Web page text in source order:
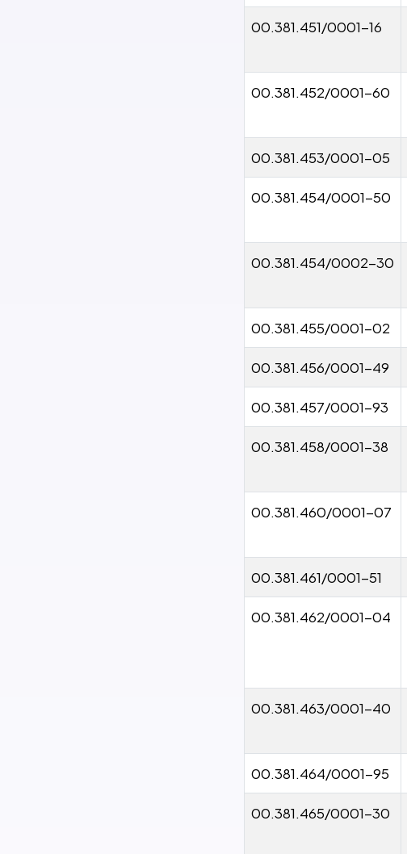
00.381.451/0001-16
00.381.452/0001-60
00.381.453/0001-05
00.381.454/0001-50
00.381.454/0002-30
00.381.455/0001-02
00.381.456/0001-49
00.381.457/0001-93
00.381.458/0001-38
00.381.460/0001-07
00.381.461/0001-51
00.381.462/0001-04
00.381.463/0001-40
00.381.464/0001-95
00.381.465/0001-30